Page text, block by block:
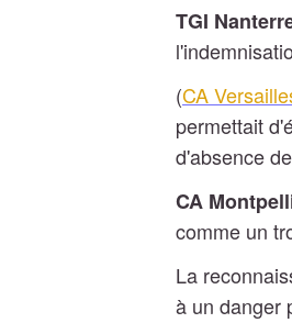
TGI
(CA
permettait
d'absence
CA
comme un
La
à un danger